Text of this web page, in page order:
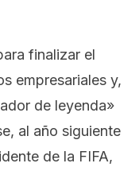
finalizar el
empresariales y,
de leyenda»
al año siguiente
de la FIFA,